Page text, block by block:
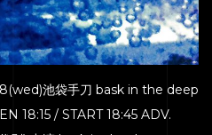
池袋手刀 bask in the deep
18:15 / START 18:45 ADV.